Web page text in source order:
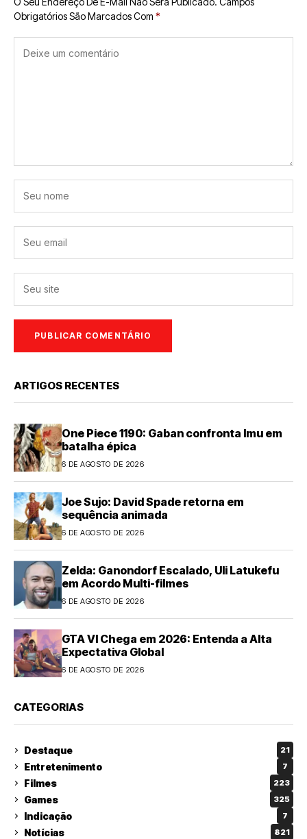
Obrigatórios São Marcados Com *
ARTIGOS RECENTES
One Piece 1190: Gaban confronta Imu em
batalha épica
6 DE AGOSTO DE 2026
Joe Sujo: David Spade retorna em
sequência animada
6 DE AGOSTO DE 2026
Zelda: Ganondorf Escalado, Uli Latukefu
em Acordo Multi-filmes
6 DE AGOSTO DE 2026
GTA VI Chega em 2026: Entenda a Alta
Expectativa Global
6 DE AGOSTO DE 2026
CATEGORIAS
Destaque 21
Entretenimento 7
Filmes 223
Games 325
Indicação 7
Notícias 821